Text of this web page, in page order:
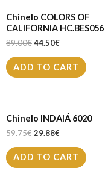
Chinelo COLORS OF
CALIFORNIA HC.BES056
89.00€44.50€
ADD TO CART
Chinelo INDAIÁ 6020
59.75€29.88€
ADD TO CART